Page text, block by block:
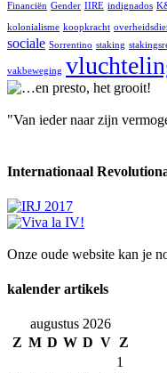
Financiën Gender IIRE indignados
kolonialisme koopkracht
sociale Sorrentino staking
vakbeweging
"Van ieder naar zijn
Internationaal
Onze oude website kan je
kalender artikels
augustus 2026
Z M D W D V Z
1